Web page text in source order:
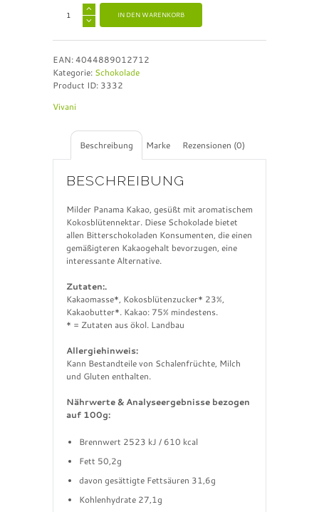
IN DEN WARENKORB
A
:
EAN:4044889012712
Kategorie: Schokolade
Product ID: 3332
Vivani
Beschreibung Marke Rezensionen (0)
BESCHREIBUNG
Milder Panama Kakao, gesüßt mit aromatischem
Kokosblütennektar. Diese Schokolade bietet
allen Bitterschokoladen Konsumenten, die einen
gemäßigteren Kakaogehalt bevorzugen, eine
interessante Alternative.
Zutaten:.
Kakaomasse*, Kokosblütenzucker* 23%,
Kakaobutter*. Kakao: 75% mindestens.
* = Zutaten aus ökol. Landbau
Allergiehinweis:
Kann Bestandteile von Schalenfrüchte, Milch
und Gluten enthalten.
Nährwerte & Analyseergebnisse bezogen
auf 100g:
Brennwert 2523 kJ / 610 kcal
Fett 50,2g
davon gesättigte Fettsäuren 31,6g
Kohlenhydrate 27,1g